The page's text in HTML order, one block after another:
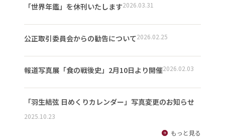
「世界年鑑」を休刊いたします2026.03.31
公正取引委員会からの勧告について2026.02.25
報道写真展「食の戦後史」2月10日より開催2026.02.03
「羽生結弦 日めくりカレンダー」写真変更のお知らせ
2025.10.23
もっと見る